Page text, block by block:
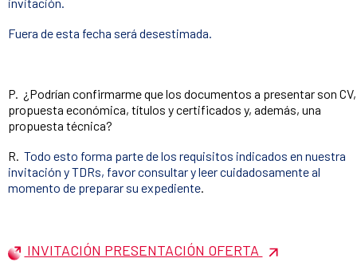
invitación.
Fuera de esta fecha será desestimada.
P. ¿Podrían confirmarme que los documentos a presentar son CV,
propuesta económica, títulos y certificados y, además, una
propuesta técnica?
R. Todo esto forma parte de los requisitos indicados en nuestra
invitación y TDRs, favor consultar y leer cuidadosamente al
momento de preparar su expediente.
INVITACIÓN PRESENTACIÓN OFERTA